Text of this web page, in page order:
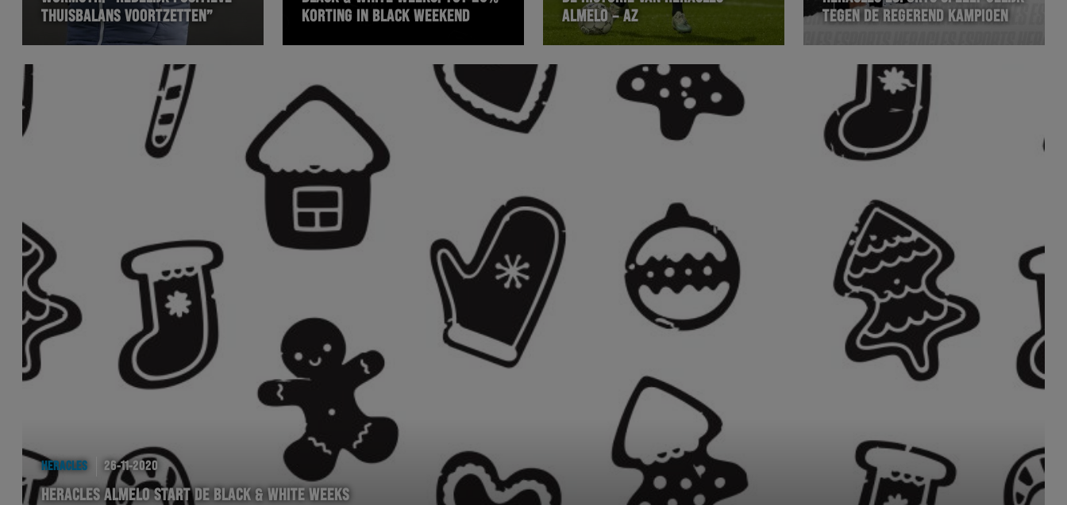
THUISBALANS VOORTZETTEN”
KORTING IN BLACK WEEKEND
ALMELO – AZ
TEGEN DE REGEREND KAMPIOEN
HERACLES 26-11-2020
HERACLES ALMELO START DE BLACK & WHITE WEEKS